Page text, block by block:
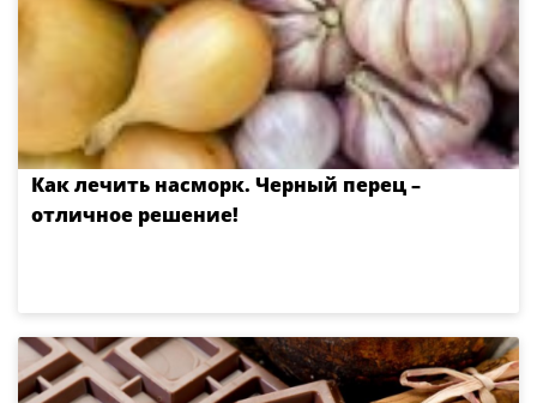
Как лечить насморк. Черный перец –
отличное решение!